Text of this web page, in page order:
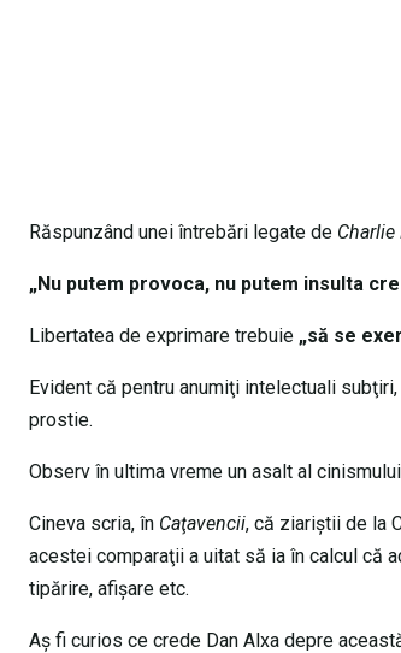
Răspunzând unei întrebări legate de Charlie
„Nu putem provoca, nu putem insulta
Libertatea de exprimare trebuie „să se
Evident că pentru anumiţi intelectuali
prostie.
Observ în ultima vreme un asalt al
Cineva scria, în Caţavencii, că ziariştii de la
acestei comparaţii a uitat să ia în calcul că
tipărire, afişare etc.
Aş fi curios ce crede Dan Alxa depre